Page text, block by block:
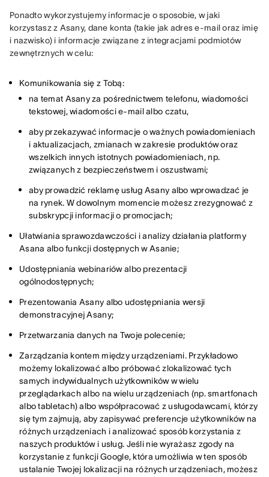
Ponadto wykorzystujemy informacje o sposobie, w jaki
korzystasz z Asany, dane konta (takie jak adres e-mail oraz imię
i nazwisko) i informacje związane z integracjami podmiotów
zewnętrznych w celu:
Komunikowania się z Tobą:
na temat Asany za pośrednictwem telefonu, wiadomości
tekstowej, wiadomości e-mail albo czatu,
aby przekazywać informacje o ważnych powiadomieniach
i aktualizacjach, zmianach w zakresie produktów oraz
wszelkich innych istotnych powiadomieniach, np.
związanych z bezpieczeństwem i oszustwami;
aby prowadzić reklamę usług Asany albo wprowadzać je
na rynek. W dowolnym momencie możesz zrezygnować z
subskrypcji informacji o promocjach;
Ułatwiania sprawozdawczości i analizy działania platformy
Asana albo funkcji dostępnych w Asanie;
Udostępniania webinariów albo prezentacji
ogólnodostępnych;
Prezentowania Asany albo udostępniania wersji
demonstracyjnej Asany;
Przetwarzania danych na Twoje polecenie;
Zarządzania kontem między urządzeniami. Przykładowo
możemy lokalizować albo próbować zlokalizować tych
samych indywidualnych użytkowników w wielu
przeglądarkach albo na wielu urządzeniach (np. smartfonach
albo tabletach) albo współpracować z usługodawcami, którzy
się tym zajmują, aby zapisywać preferencje użytkowników na
różnych urządzeniach i analizować sposób korzystania z
naszych produktów i usług. Jeśli nie wyrażasz zgody na
korzystanie z funkcji Google, która umożliwia w ten sposób
ustalanie Twojej lokalizacji na różnych urządzeniach, możesz